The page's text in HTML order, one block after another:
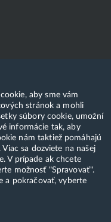
aby sme vám
stránok a mohli
súbory cookie, umožní
informácie tak, aby
nám taktiež pomáhajú
sa dozviete na našej
V prípade ak chcete
možnosť "Spravovať".
a pokračovať, vyberte
práva vyhradené